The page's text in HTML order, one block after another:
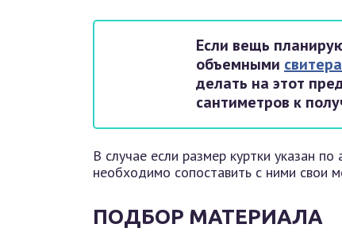
Если вещь
объемными
делать на этот
сантиметров к
В случае если размер куртки указан
необходимо сопоставить с ними свои
ПОДБОР МАТЕРИАЛА